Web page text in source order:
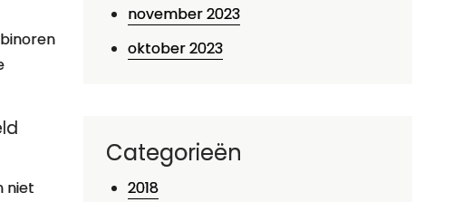
niet
november 2023
oktober 2023
Categorieën
2018